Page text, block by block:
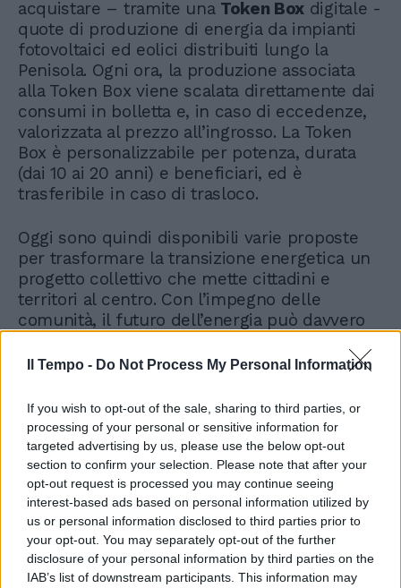
Il Tempo - Do Not Process My Personal Information
If you wish to opt-out of the sale, sharing to third parties, or
processing of your personal or sensitive information for
targeted advertising by us, please use the below opt-out
section to confirm your selection. Please note that after your
opt-out request is processed you may continue seeing
interest-based ads based on personal information utilized by
us or personal information disclosed to third parties prior to
your opt-out. You may separately opt-out of the further
disclosure of your personal information by third parties on the
IAB’s list of downstream participants. This information may
acquistare – tramite una Token Box digitale -
quote di produzione di energia da impianti
fotovoltaici ed eolici distribuiti lungo la
Penisola. Ogni ora, la produzione associata
alla Token Box viene scalata direttamente dai
consumi in bolletta e, in caso di eccedenze,
valorizzata al prezzo all’ingrosso. La Token
Box è personalizzabile per potenza, durata
(dai 10 ai 20 anni) e beneficiari, ed è
trasferibile in caso di trasloco.
Oggi sono quindi disponibili varie proposte
per trasformare la transizione energetica un
progetto collettivo che mette cittadini e
territori al centro. Con l’impegno delle
comunità, il futuro dell’energia può davvero